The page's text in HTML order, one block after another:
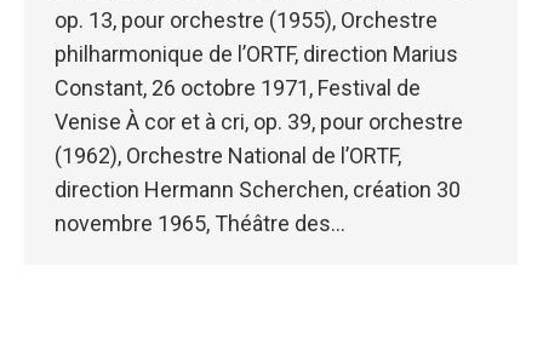
op. 13, pour orchestre (1955), Orchestre
philharmonique de l’ORTF, direction Marius
Constant, 26 octobre 1971, Festival de
Venise À cor et à cri, op. 39, pour orchestre
(1962), Orchestre National de l’ORTF,
direction Hermann Scherchen, création 30
novembre 1965, Théâtre des…